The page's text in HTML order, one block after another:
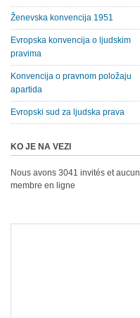
Ženevska konvencija 1951
Evropska konvencija o ljudskim
pravima
Konvencija o pravnom položaju
apartida
Evropski sud za ljudska prava
KO JE NA VEZI
Nous avons 3041 invités et aucun
membre en ligne